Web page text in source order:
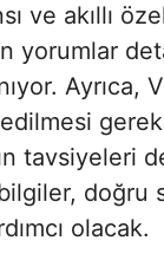
ve akıllı
yorumlar
Ayrıca,
tavsiyeleri
doğru
olacak.